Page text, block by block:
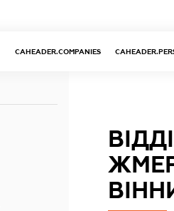
CAHEADER.COMPANIES